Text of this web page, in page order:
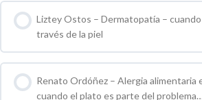
Liztey Ostos – Dermatopatía –
través de la piel
0 % COMPLETO 0 / 0 pasos
Renato Ordóñez – Alergia alimentaria
cuando el plato es parte del